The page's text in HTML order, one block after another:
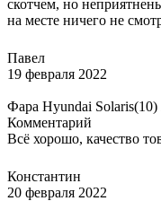
скотчем, но
на месте ничего не
Павел
19 февраля 2022
Фара Hyundai Solaris(10)
Комментарий
Всё хорошо, качество
Константин
20 февраля 2022